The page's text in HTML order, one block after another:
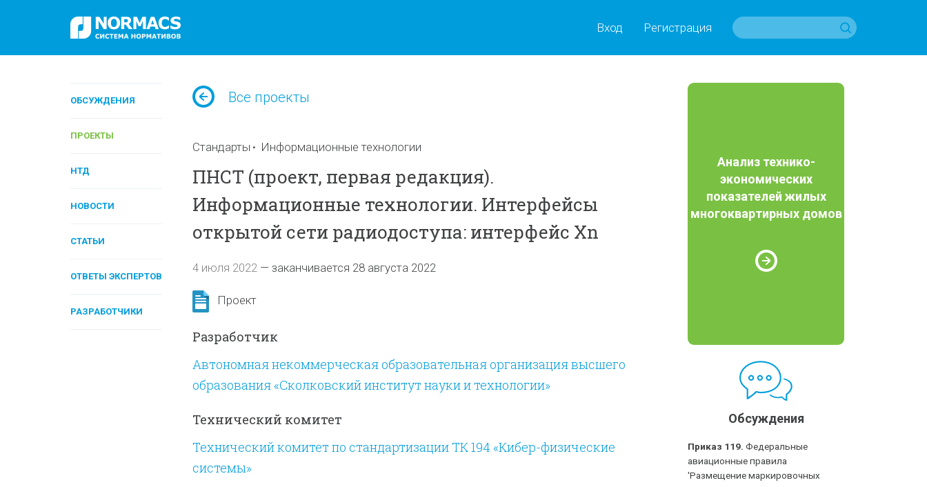
Вход Регистрация
ОБСУЖДЕНИЯ
ПРОЕКТЫ
НТД
НОВОСТИ
СТАТЬИ
ОТВЕТЫ ЭКСПЕРТОВ
РАЗРАБОТЧИКИ
Все проекты
Стандарты Информационные технологии
ПНСТ (проект, первая редакция).
Информационные технологии. Интерфейсы
открытой сети радиодоступа: интерфейс Xn
4 июля 2022— заканчивается 28 августа 2022
Проект
Разработчик
Автономная некоммерческая образовательная организация высшего
образования «Сколковский институт науки и технологии»
Технический комитет
Технический комитет по стандартизации ТК 194 «Кибер-физические
системы»
Анализ технико-
экономических
показателей жилых
многоквартирных домов
Обсуждения
Приказ 119. Федеральные
авиационные правила
'Размещение маркировочных